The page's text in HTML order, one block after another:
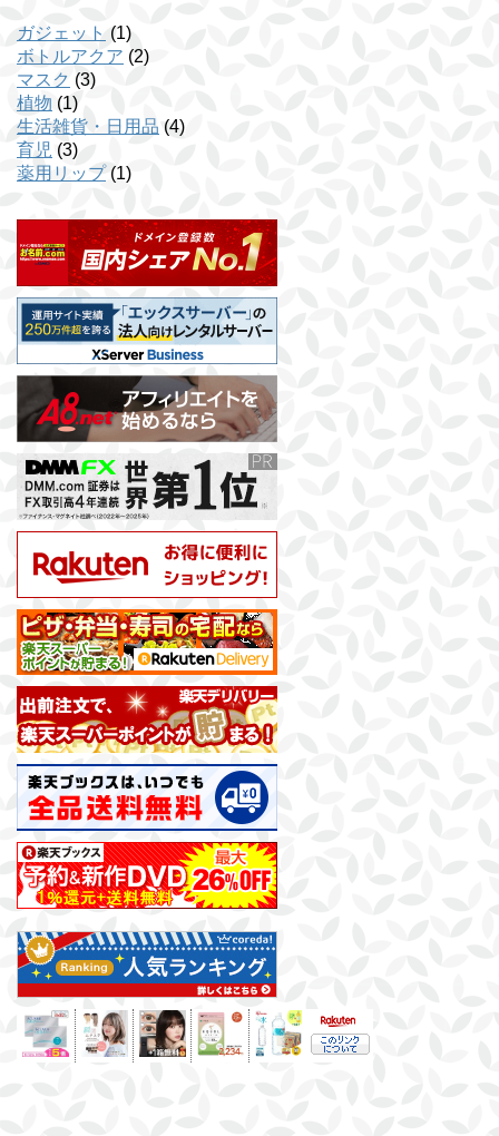
ガジェット (1)
ボトルアクア (2)
マスク (3)
植物 (1)
生活雑貨・日用品 (4)
育児 (3)
薬用リップ(1)